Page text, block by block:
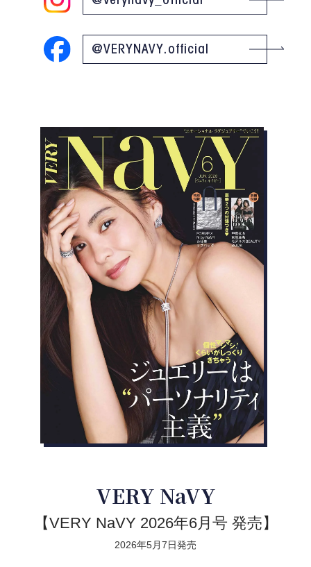
@VERYNAVY.official
VERY NaVY
【VERY NaVY 2026年6月号 発売】
2026年5月7日発売